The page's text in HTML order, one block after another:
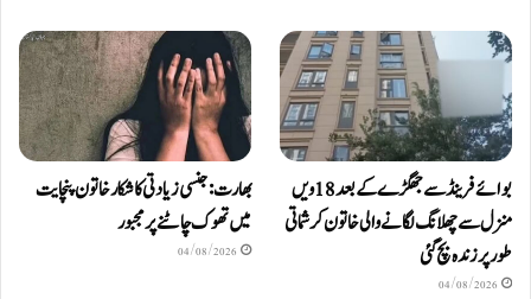
بوائے فرینڈ سے جھگڑے کے بعد 18 ویں
منزل سے چھلانگ لگانے والی خاتون کرشماتی
طور پر زندہ بچ گئی
04/08/2026
بھارت: جنسی زیادتی کا شکار خاتون پنچایت
میں تھوک چاٹنے پر مجبور
04/08/2026